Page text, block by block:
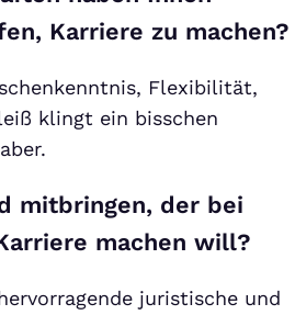
Karriere zu machen?
Flexibilität,
klingt ein bisschen
mitbringen, der bei
machen will?
juristische und